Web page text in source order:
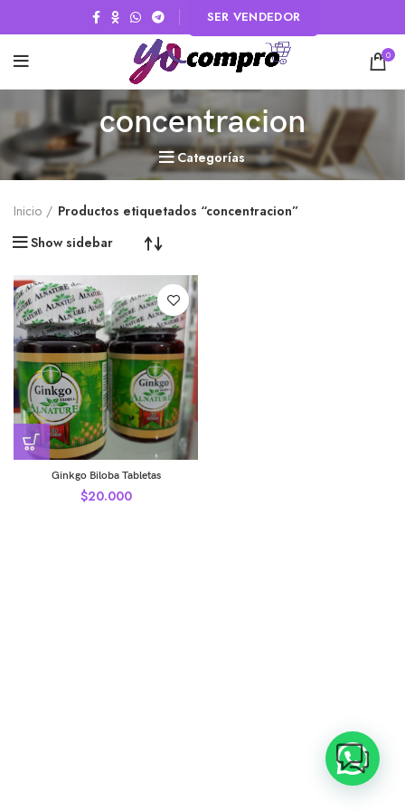
SER VENDEDOR
0
concentracion
Categorías
Inicio
Productos etiquetados “concentracion”
Show sidebar
Ginkgo Biloba Tabletas
$20.000